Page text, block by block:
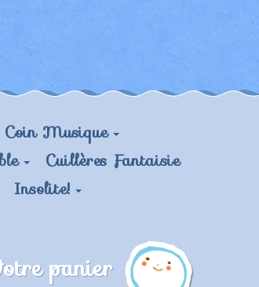
Coin Musique
Cuillères Fantaisie
Insolite!
panier